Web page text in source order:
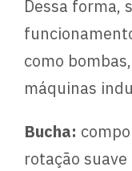
Dessa forma,
como
máquinas
Bucha:
rotação